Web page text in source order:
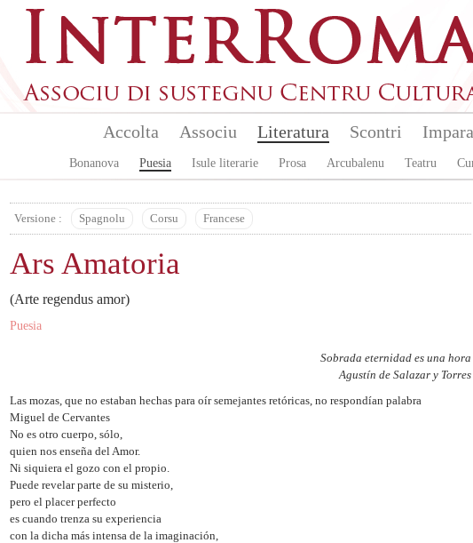
Accolta Associu Literatura
Bonanova Puesia Isule literarie Prosa Arcubalenu Teatru
Scontri
Versione : Spagnolu Corsu Francese
Ars Amatoria
(Arte regendus amor)
Puesia
Sobrada eternidad es una hora
Agustín de Salazar y Torres
Las mozas, que no estaban hechas para oír semejantes retóricas, no respondían palabra
Miguel de Cervantes
No es otro cuerpo, sólo,
quien nos enseña del Amor.
Ni siquiera el gozo con el propio.
Puede revelar parte de su misterio,
pero el placer perfecto
es cuando trenza su experiencia
con la dicha más intensa de la imaginación,